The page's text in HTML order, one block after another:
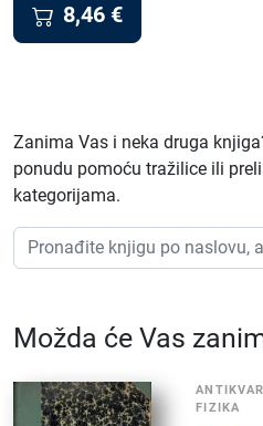
8,46 €
Zanima Vas i neka druga
ponudu pomoću tražilice ili
kategorijama.
Možda će Vas
FIZIKA